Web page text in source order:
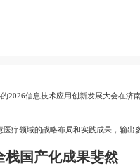
信息技术应用创新发展大会在济
疗领域的战略布局和实践成果，输出
栈国产化成果斐然